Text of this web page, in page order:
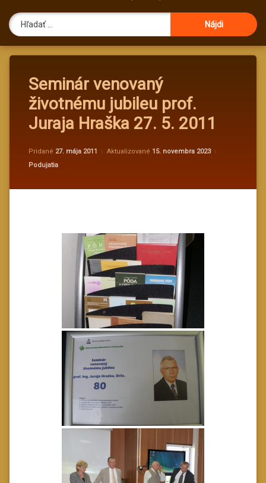
Seminár venovaný
životnému jubileu prof.
Juraja Hraška 27. 5. 2011
Pridané 27. mája 2011 Aktualizované 15. novembra 2023
Kategórie:
Podujatia